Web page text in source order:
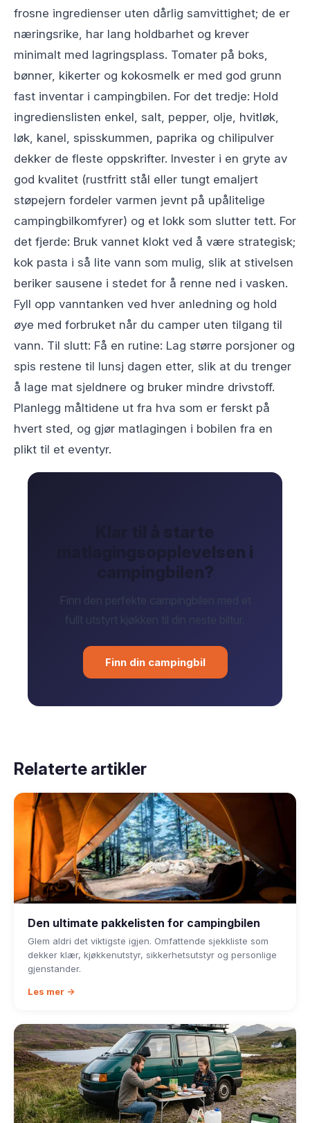
frosne ingredienser uten dårlig samvittighet; de er
næringsrike, har lang holdbarhet og krever
minimalt med lagringsplass. Tomater på boks,
bønner, kikerter og kokosmelk er med god grunn
fast inventar i campingbilen. For det tredje: Hold
ingredienslisten enkel, salt, pepper, olje, hvitløk,
løk, kanel, spisskummen, paprika og chilipulver
dekker de fleste oppskrifter. Invester i en gryte av
god kvalitet (rustfritt stål eller tungt emaljert
støpejern fordeler varmen jevnt på upålitelige
campingbilkomfyrer) og et lokk som slutter tett. For
det fjerde: Bruk vannet klokt ved å være strategisk;
kok pasta i så lite vann som mulig, slik at stivelsen
beriker sausene i stedet for å renne ned i vasken.
Fyll opp vanntanken ved hver anledning og hold
øye med forbruket når du camper uten tilgang til
vann. Til slutt: Få en rutine: Lag større porsjoner og
spis restene til lunsj dagen etter, slik at du trenger
å lage mat sjeldnere og bruker mindre drivstoff.
Planlegg måltidene ut fra hva som er ferskt på
hvert sted, og gjør matlagingen i bobilen fra en
plikt til et eventyr.
Klar til å starte
matlagingsopplevelsen i
campingbilen?
Finn den perfekte campingbilen med et
fullt utstyrt kjøkken til din neste biltur.
Finn din campingbil
Relaterte artikler
Den ultimate pakkelisten for campingbilen
Glem aldri det viktigste igjen. Omfattende sjekkliste som
dekker klær, kjøkkenutstyr, sikkerhetsutstyr og personlige
gjenstander.
Les mer →